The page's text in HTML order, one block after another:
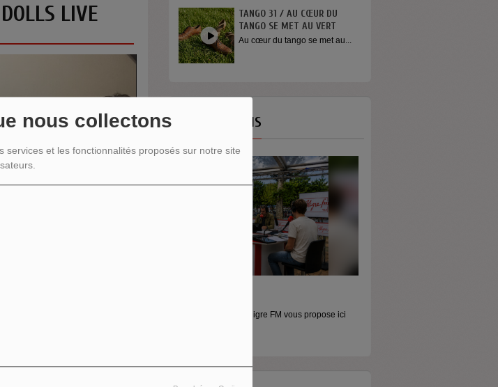
nous collectons
services et les fonctionnalités proposés sur notre site
LIVE
Elle a publié
TANGO 31 / AU CŒUR DU
TANGO SE MET AU VERT
Au cœur du tango se met au...
NOS ÉMISSIONS
Micros baladeurs Aligre FM vous propose ici